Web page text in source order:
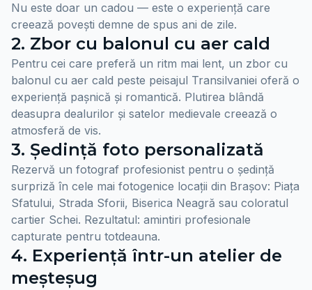
Nu este doar un cadou — este o experiență care
creează povești demne de spus ani de zile.
2. Zbor cu balonul cu aer cald
Pentru cei care preferă un ritm mai lent, un zbor cu
balonul cu aer cald peste peisajul Transilvaniei oferă o
experiență pașnică și romantică. Plutirea blândă
deasupra dealurilor și satelor medievale creează o
atmosferă de vis.
3. Ședință foto personalizată
Rezervă un fotograf profesionist pentru o ședință
surpriză în cele mai fotogenice locații din Brașov: Piața
Sfatului, Strada Sforii, Biserica Neagră sau coloratul
cartier Schei. Rezultatul: amintiri profesionale
capturate pentru totdeauna.
4. Experiență într-un atelier de
meșteșug